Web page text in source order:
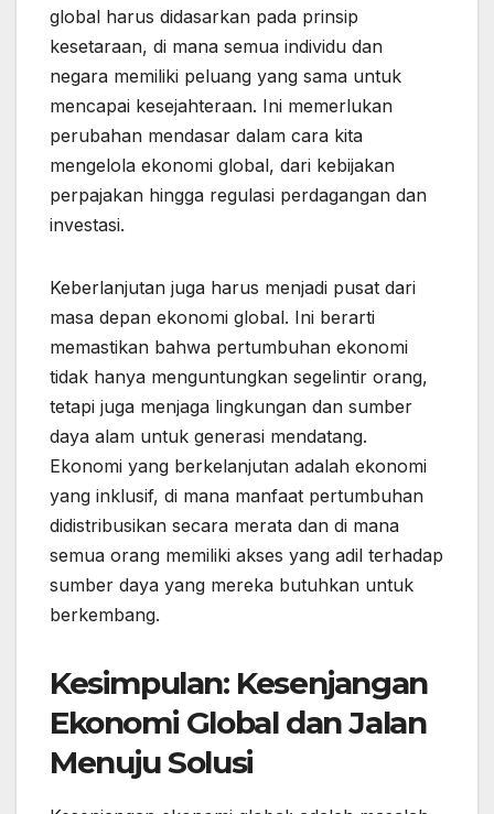
global harus didasarkan pada prinsip
kesetaraan, di mana semua individu dan
negara memiliki peluang yang sama untuk
mencapai kesejahteraan. Ini memerlukan
perubahan mendasar dalam cara kita
mengelola ekonomi global, dari kebijakan
perpajakan hingga regulasi perdagangan dan
investasi.
Keberlanjutan juga harus menjadi pusat dari
masa depan ekonomi global. Ini berarti
memastikan bahwa pertumbuhan ekonomi
tidak hanya menguntungkan segelintir orang,
tetapi juga menjaga lingkungan dan sumber
daya alam untuk generasi mendatang.
Ekonomi yang berkelanjutan adalah ekonomi
yang inklusif, di mana manfaat pertumbuhan
didistribusikan secara merata dan di mana
semua orang memiliki akses yang adil terhadap
sumber daya yang mereka butuhkan untuk
berkembang.
Kesimpulan: Kesenjangan
Ekonomi Global dan Jalan
Menuju Solusi